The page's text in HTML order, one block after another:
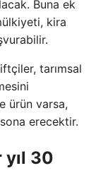
Buna ek
kira
tarımsal
ürün varsa,
erecektir.
30